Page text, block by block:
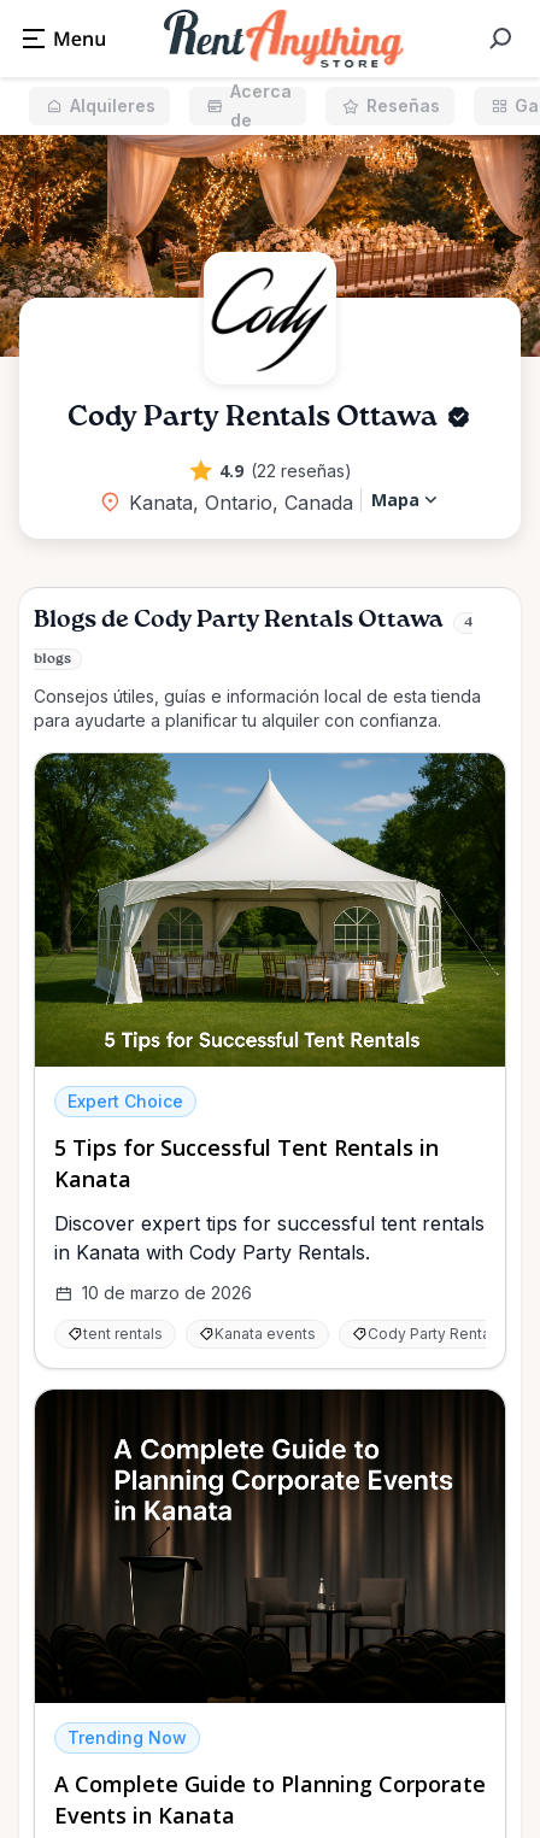
Cody Party Rentals Ottawa
4.9 (22 reseñas)
Kanata, Ontario, Canada Mapa
Alquileres
Acerca
de
Reseñas
Blogs de Cody Party Rentals Ottawa 4
blogs
Consejos útiles, guías e información local de esta tienda
para ayudarte a planificar tu alquiler con confianza.
Expert Choice
5 Tips for Successful Tent Rentals in
Kanata
Discover expert tips for successful tent rentals
in Kanata with Cody Party Rentals.
10 de marzo de 2026
tent rentals Kanata events Cody Party Rentals
Trending Now
A Complete Guide to Planning Corporate
Events in Kanata